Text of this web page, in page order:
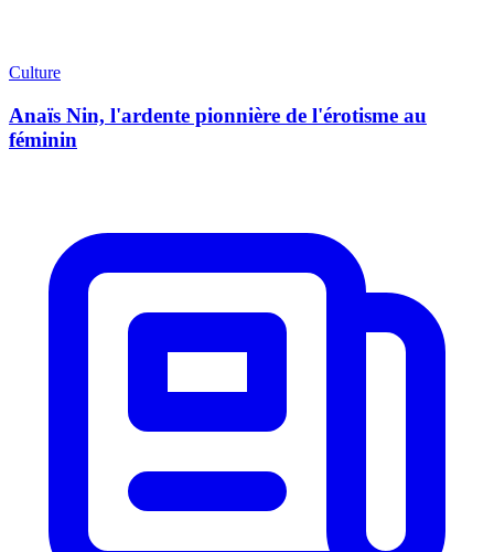
Culture
Anaïs Nin, l'ardente pionnière de l'érotisme au
féminin